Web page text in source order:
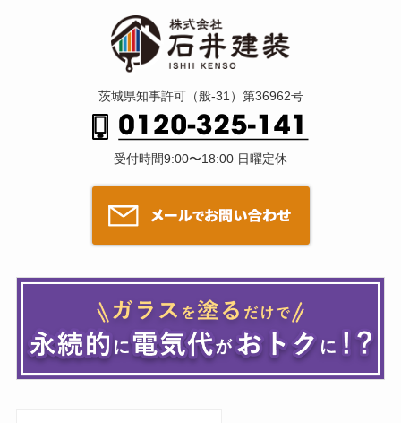
茨城県知事許可（般-31）第36962号
受付時間9:00〜18:00 日曜定休